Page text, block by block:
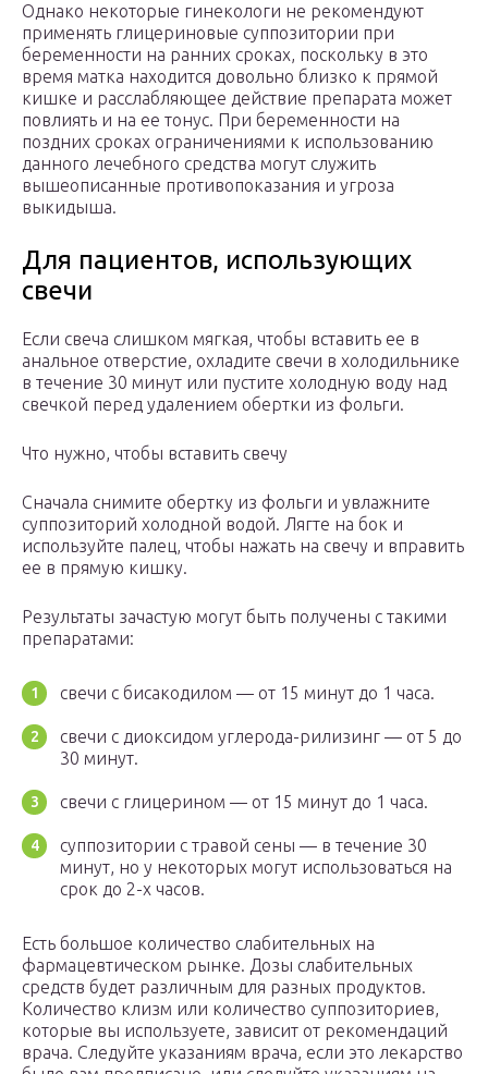
Однако некоторые гинекологи не рекомендуют
применять глицериновые суппозитории при
беременности на ранних сроках, поскольку в это
время матка находится довольно близко к прямой
кишке и расслабляющее действие препарата может
повлиять и на ее тонус. При беременности на
поздних сроках ограничениями к использованию
данного лечебного средства могут служить
вышеописанные противопоказания и угроза
выкидыша.
Для пациентов, использующих
свечи
Если свеча слишком мягкая, чтобы вставить ее в
анальное отверстие, охладите свечи в холодильнике
в течение 30 минут или пустите холодную воду над
свечкой перед удалением обертки из фольги.
Что нужно, чтобы вставить свечу
Сначала снимите обертку из фольги и увлажните
суппозиторий холодной водой. Лягте на бок и
используйте палец, чтобы нажать на свечу и вправить
ее в прямую кишку.
Результаты зачастую могут быть получены с такими
препаратами:
свечи с бисакодилом — от 15 минут до 1 часа.
свечи с диоксидом углерода-рилизинг — от 5 до
30 минут.
свечи с глицерином — от 15 минут до 1 часа.
суппозитории с травой сены — в течение 30
минут, но у некоторых могут использоваться на
срок до 2-х часов.
Есть большое количество слабительных на
фармацевтическом рынке. Дозы слабительных
средств будет различным для разных продуктов.
Количество клизм или количество суппозиториев,
которые вы используете, зависит от рекомендаций
врача. Следуйте указаниям врача, если это лекарство